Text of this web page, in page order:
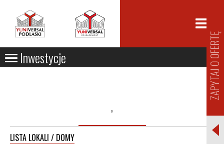
Inwestycje
,
LISTA LOKALI / DOMY
ZAPYTAJ O OFERTĘ